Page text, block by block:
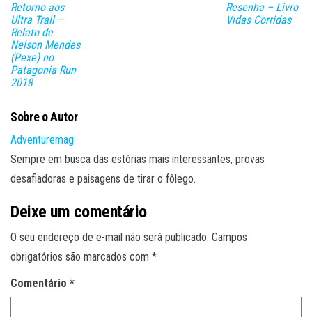
Retorno aos
Ultra Trail –
Relato de
Nelson Mendes
(Pexe) no
Patagonia Run
2018
Resenha – Livro
Vidas Corridas
Sobre o Autor
Adventuremag
Sempre em busca das estórias mais interessantes, provas
desafiadoras e paisagens de tirar o fôlego.
Deixe um comentário
O seu endereço de e-mail não será publicado. Campos
obrigatórios são marcados com *
Comentário *